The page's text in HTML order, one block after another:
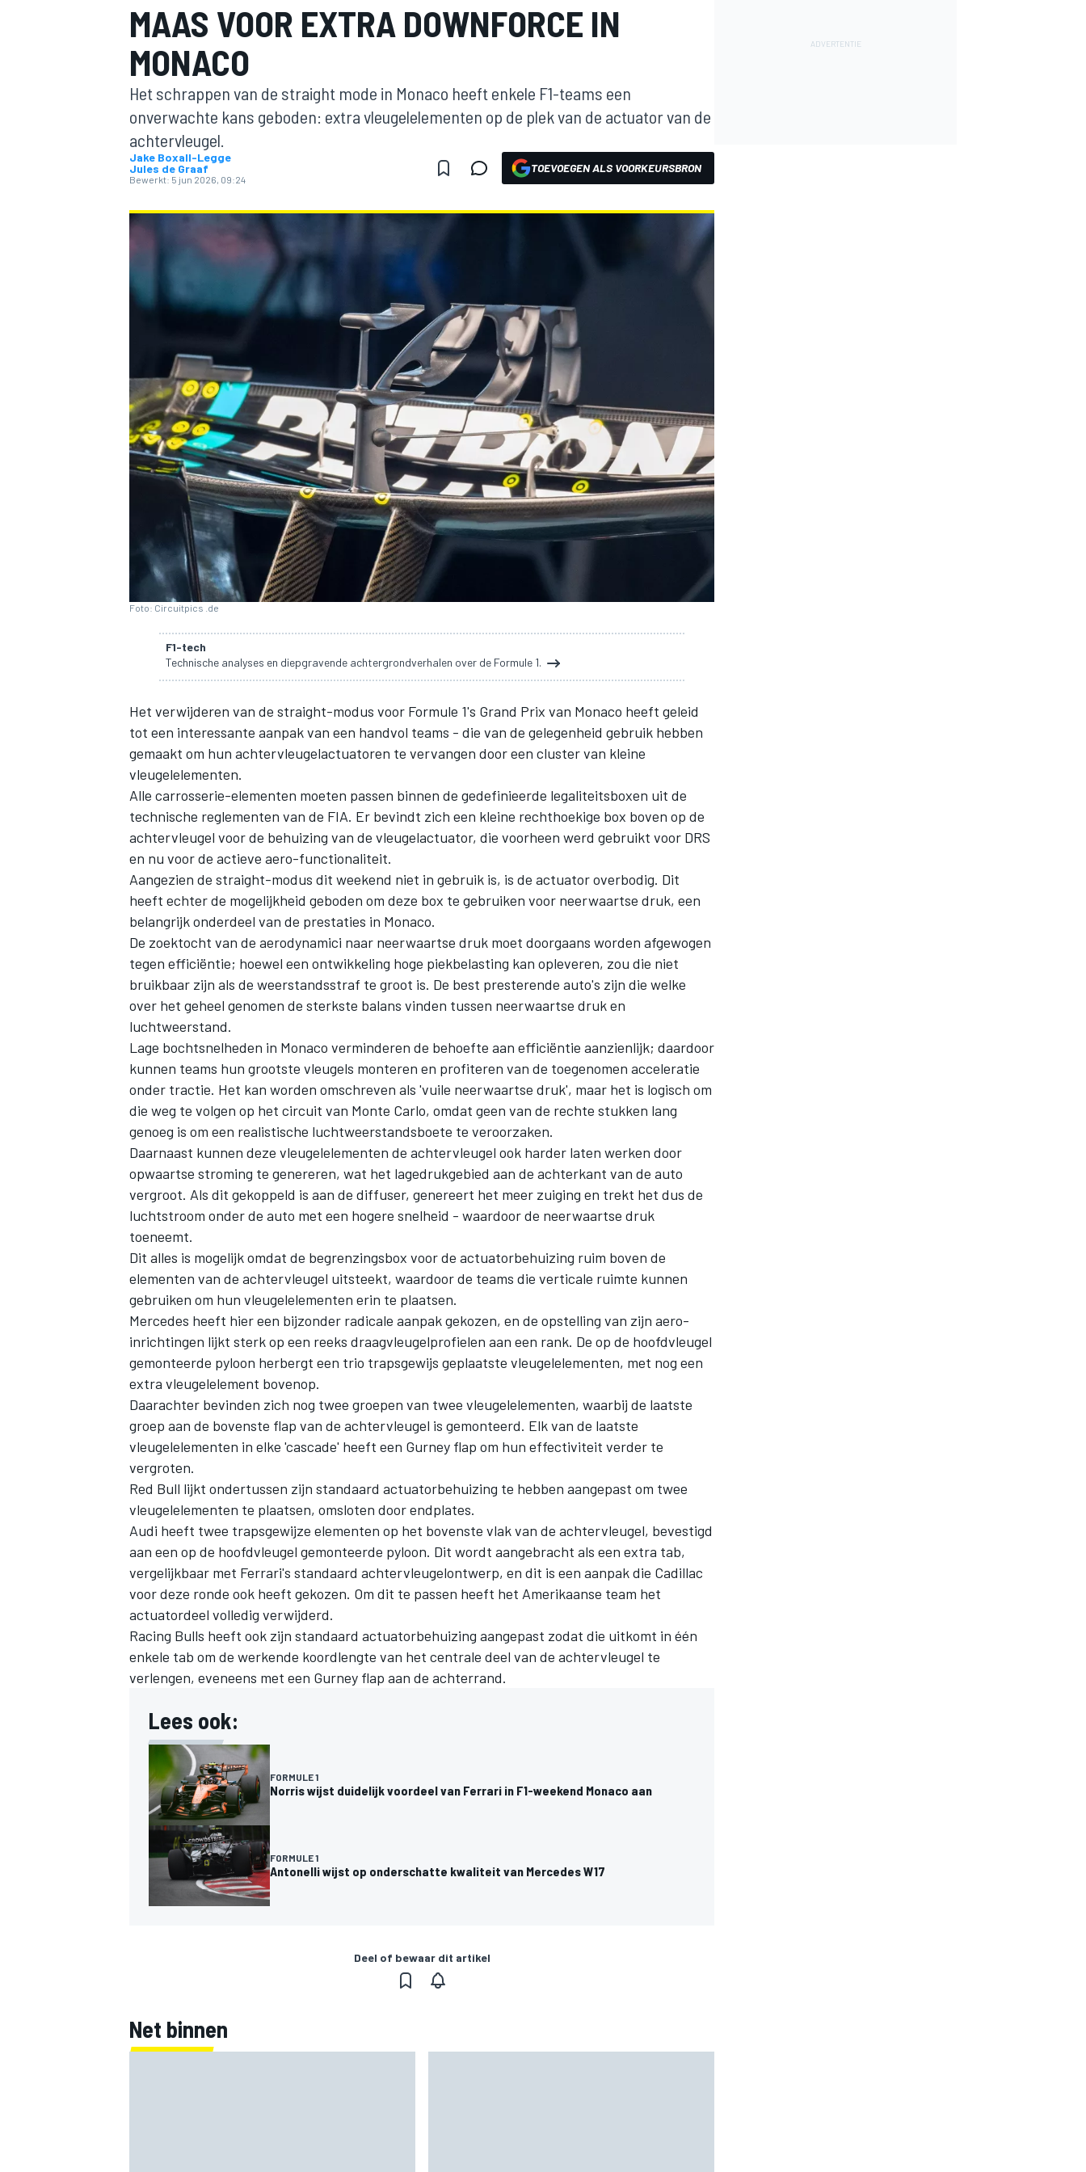
MOTOGP
INDYCAR
DTM
MAAS VOOR EXTRA DOWNFORCE IN
MONACO
Het schrappen van de straight mode in Monaco heeft enkele F1-teams een
onverwachte kans geboden: extra vleugelelementen op de plek van de actuator van de
achtervleugel.
Jake Boxall-Legge
Jules de Graaf
Bewerkt: 5 jun 2026, 09:24
TOEVOEGEN ALS VOORKEURSBRON
Foto: Circuitpics .de
F1-tech
Technische analyses en diepgravende achtergrondverhalen over de Formule 1.
Het verwijderen van de straight-modus voor Formule 1's Grand Prix van Monaco heeft geleid
tot een interessante aanpak van een handvol teams - die van de gelegenheid gebruik hebben
gemaakt om hun achtervleugelactuatoren te vervangen door een cluster van kleine
vleugelelementen.
Alle carrosserie-elementen moeten passen binnen de gedefinieerde legaliteitsboxen uit de
technische reglementen van de FIA. Er bevindt zich een kleine rechthoekige box boven op de
achtervleugel voor de behuizing van de vleugelactuator, die voorheen werd gebruikt voor DRS
en nu voor de actieve aero-functionaliteit.
Aangezien de straight-modus dit weekend niet in gebruik is, is de actuator overbodig. Dit
heeft echter de mogelijkheid geboden om deze box te gebruiken voor neerwaartse druk, een
belangrijk onderdeel van de prestaties in Monaco.
De zoektocht van de aerodynamici naar neerwaartse druk moet doorgaans worden afgewogen
tegen efficiëntie; hoewel een ontwikkeling hoge piekbelasting kan opleveren, zou die niet
bruikbaar zijn als de weerstandsstraf te groot is. De best presterende auto's zijn die welke
over het geheel genomen de sterkste balans vinden tussen neerwaartse druk en
luchtweerstand.
Lage bochtsnelheden in Monaco verminderen de behoefte aan efficiëntie aanzienlijk; daardoor
kunnen teams hun grootste vleugels monteren en profiteren van de toegenomen acceleratie
onder tractie. Het kan worden omschreven als 'vuile neerwaartse druk', maar het is logisch om
die weg te volgen op het circuit van Monte Carlo, omdat geen van de rechte stukken lang
genoeg is om een realistische luchtweerstandsboete te veroorzaken.
Daarnaast kunnen deze vleugelelementen de achtervleugel ook harder laten werken door
opwaartse stroming te genereren, wat het lagedrukgebied aan de achterkant van de auto
vergroot. Als dit gekoppeld is aan de diffuser, genereert het meer zuiging en trekt het dus de
luchtstroom onder de auto met een hogere snelheid - waardoor de neerwaartse druk
toeneemt.
Dit alles is mogelijk omdat de begrenzingsbox voor de actuatorbehuizing ruim boven de
elementen van de achtervleugel uitsteekt, waardoor de teams die verticale ruimte kunnen
gebruiken om hun vleugelelementen erin te plaatsen.
Mercedes heeft hier een bijzonder radicale aanpak gekozen, en de opstelling van zijn aero-
inrichtingen lijkt sterk op een reeks draagvleugelprofielen aan een rank. De op de hoofdvleugel
gemonteerde pyloon herbergt een trio trapsgewijs geplaatste vleugelelementen, met nog een
extra vleugelelement bovenop.
Daarachter bevinden zich nog twee groepen van twee vleugelelementen, waarbij de laatste
groep aan de bovenste flap van de achtervleugel is gemonteerd. Elk van de laatste
vleugelelementen in elke 'cascade' heeft een Gurney flap om hun effectiviteit verder te
vergroten.
Red Bull lijkt ondertussen zijn standaard actuatorbehuizing te hebben aangepast om twee
vleugelelementen te plaatsen, omsloten door endplates.
Audi heeft twee trapsgewijze elementen op het bovenste vlak van de achtervleugel, bevestigd
aan een op de hoofdvleugel gemonteerde pyloon. Dit wordt aangebracht als een extra tab,
vergelijkbaar met Ferrari's standaard achtervleugelontwerp, en dit is een aanpak die Cadillac
voor deze ronde ook heeft gekozen. Om dit te passen heeft het Amerikaanse team het
actuatordeel volledig verwijderd.
Racing Bulls heeft ook zijn standaard actuatorbehuizing aangepast zodat die uitkomt in één
enkele tab om de werkende koordlengte van het centrale deel van de achtervleugel te
verlengen, eveneens met een Gurney flap aan de achterrand.
Lees ook:
FORMULE 1
Norris wijst duidelijk voordeel van Ferrari in F1-weekend Monaco aan
FORMULE 1
Antonelli wijst op onderschatte kwaliteit van Mercedes W17
Deel of bewaar dit artikel
Net binnen